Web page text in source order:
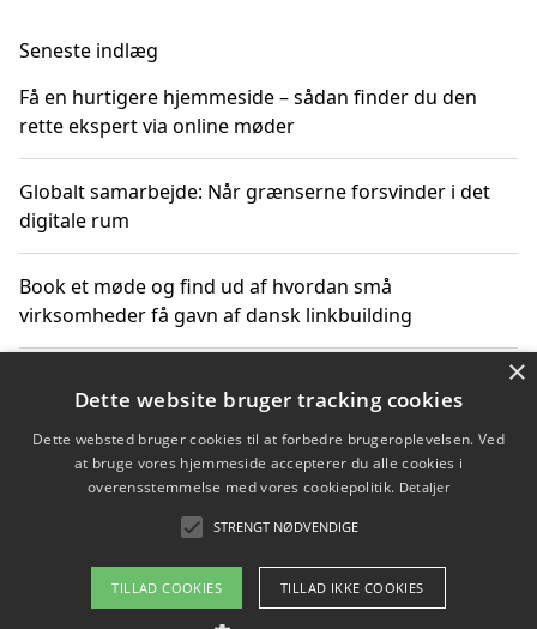
Seneste indlæg
Få en hurtigere hjemmeside – sådan finder du den
rette ekspert via online møder
Globalt samarbejde: Når grænserne forsvinder i det
digitale rum
Book et møde og find ud af hvordan små
virksomheder få gavn af dansk linkbuilding
får du indgår et samarbejde
Hold et møde med en WordPress ekspert og vælg den
mest professionelle til at vedligeholde din løsning
Copyright 2026 - Pilanto Aps
×
Dette website bruger tracking cookies
Dette websted bruger cookies til at forbedre brugeroplevelsen. Ved
at bruge vores hjemmeside accepterer du alle cookies i
overensstemmelse med vores cookiepolitik. Detaljer
STRENGT NØDVENDIGE
TILLAD COOKIES TILLAD IKKE COOKIES